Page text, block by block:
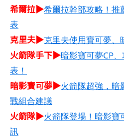
希爾拉▶希爾拉幹部攻略！推
表
克里夫▶克里夫使用寶可夢、
火箭隊手下▶暗影寶可夢CP
表！
暗影寶可夢▶火箭隊超強，暗
戰組合建議
火箭隊▶火箭隊登場！暗影寶
訊